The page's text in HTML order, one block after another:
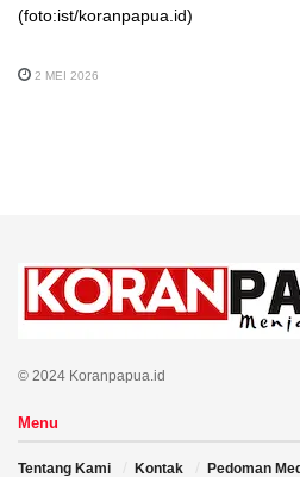
(foto:ist/koranpapua.id)
2 MEI 2026
© 2024 Koranpapua.id
Menu
Tentang Kami Kontak Pedoman